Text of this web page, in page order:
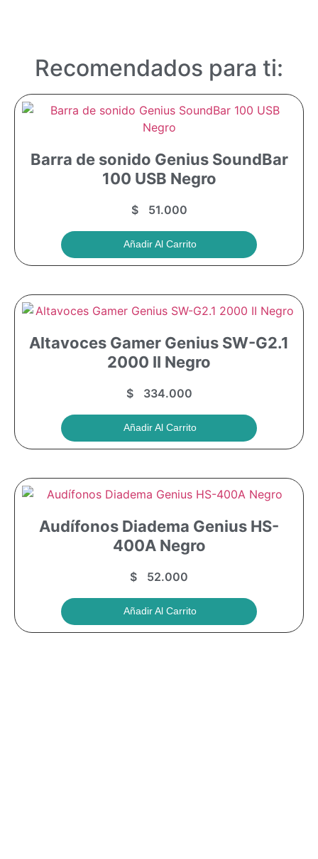
Recomendados para ti:
Barra de sonido Genius SoundBar
100 USB Negro
$51.000
Añadir Al Carrito
Altavoces Gamer Genius SW-G2.1
2000 II Negro
$334.000
Añadir Al Carrito
Audífonos Diadema Genius HS-
400A Negro
$ 52.000
Añadir Al Carrito